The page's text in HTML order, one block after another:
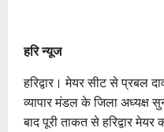
हरि न्यूज
हरिद्वार। मेयर सीट से प्रबल
व्यापार मंडल के जिला अध्यक्ष
बाद पूरी ताकत से हरिद्वार